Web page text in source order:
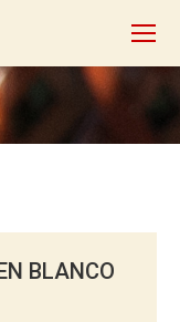
BLANCO